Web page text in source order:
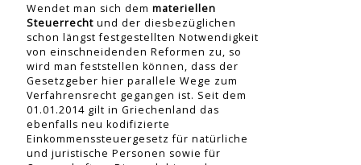
Wendet man sich dem materiellen
Steuerrechtund der diesbezüglichen
schon längst festgestellten Notwendigkeit
von einschneidenden Reformen zu, so
wird man feststellen können, dass der
Gesetzgeber hier parallele Wege zum
Verfahrensrecht gegangen ist. Seit dem
01.01.2014 gilt in Griechenland das
ebenfalls neu kodifizierte
Einkommenssteuergesetz für natürliche
und juristische Personen sowie für